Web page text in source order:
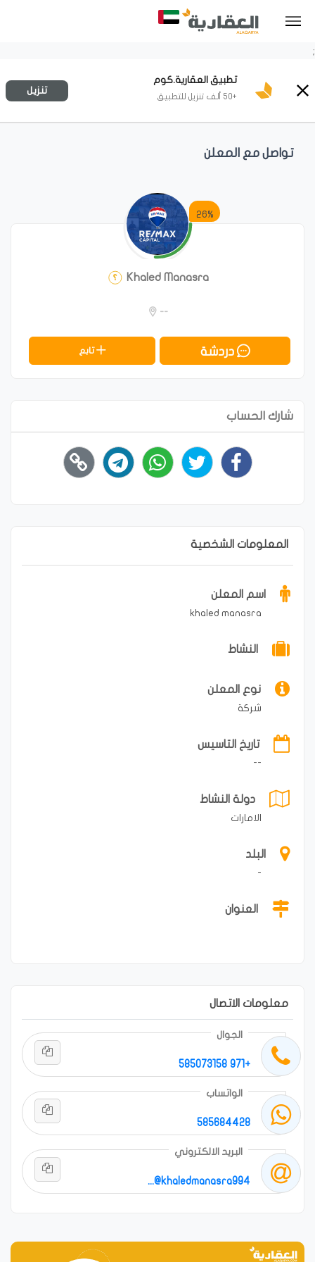
;
تطبيق العقارية.كوم
+50 ألف تنزيل للتطبيق
تنزيل
تواصل مع المعلن
26%
Khaled Manasra
--
دردشة تابع
شارك الحساب
المعلومات الشخصية
اسم المعلن
khaled manasra
النشاط
نوع المعلن
شركة
تاريخ التاسيس
--
دولة النشاط
الامارات
البلد
-
العنوان
معلومات الاتصال
+971 585073158
الجوال
585684428
الواتساب
khaledmanasra994@...
البريد الالكتروني